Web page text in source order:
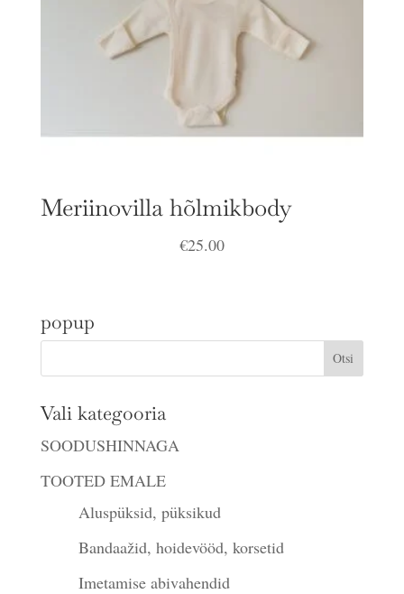
Meriinovilla hõlmikbody
€25.00
popup
Vali kategooria
SOODUSHINNAGA
TOOTED EMALE
Aluspüksid, püksikud
Bandaažid, hoidevööd, korsetid
Imetamise abivahendid